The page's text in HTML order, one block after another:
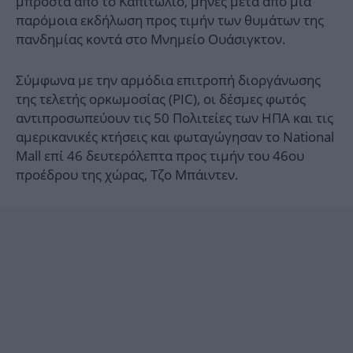
παρόμοια εκδήλωση προς τιμήν των θυμάτων της
πανδημίας κοντά στο Μνημείο Ουάσιγκτον.
Σύμφωνα με την αρμόδια επιτροπή διοργάνωσης
της τελετής ορκωμοσίας (PIC), οι δέσμες φωτός
αντιπροσωπεύουν τις 50 Πολιτείες των ΗΠΑ και τις
αμερικανικές κτήσεις και φωταγώγησαν το National
Mall επί 46 δευτερόλεπτα προς τιμήν του 46ου
προέδρου της χώρας, Τζο Μπάιντεν.